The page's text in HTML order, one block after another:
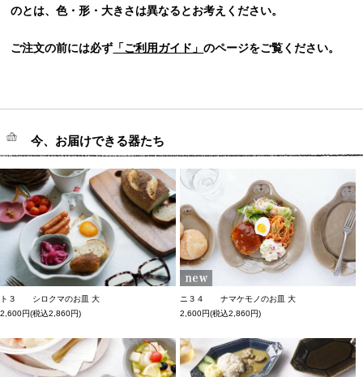
のとは、色・形・大きさは異なるとお考えください。
ご注文の前には必ず 「ご利用ガイド」のページをご覧ください。
今、お届けできる器たち
ト３ シロクマのお皿 大
2,600円(税込2,860円)
ニ３４ ナマケモノのお皿 大
2,600円(税込2,860円)